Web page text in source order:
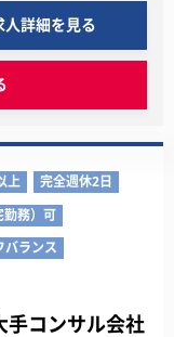
人詳細を見る
上
完全週休2日
勤務）可
バランス
手コンサル会社